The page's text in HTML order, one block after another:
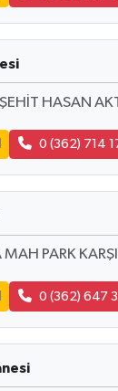
HASAN
0 (362) 714
PARK
0 (362) 647